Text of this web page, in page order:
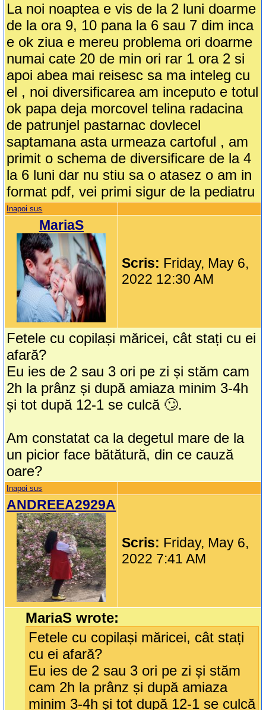
La noi noaptea e vis de la 2 luni doarme
de la ora 9, 10 pana la 6 sau 7 dim inca
e ok ziua e mereu problema ori doarme
numai cate 20 de min ori rar 1 ora 2 si
apoi abea mai reisesc sa ma inteleg cu
el , noi diversificarea am inceputo e totul
ok papa deja morcovel telina radacina
de patrunjel pastarnac dovlecel
saptamana asta urmeaza cartoful , am
primit o schema de diversificare de la 4
la 6 luni dar nu stiu sa o atasez o am in
format pdf, vei primi sigur de la pediatru
Inapoi sus
MariaS
Scris: Friday, May 6,
2022 12:30 AM
Fetele cu copilași măricei, cât stați cu ei
afară?
Eu ies de 2 sau 3 ori pe zi și stăm cam
2h la prânz și după amiaza minim 3-4h
și tot după 12-1 se culcă 🙄.
Am constatat ca la degetul mare de la
un picior face bătătură, din ce cauză
oare?
Inapoi sus
ANDREEA2929A
Scris: Friday, May 6,
2022 7:41 AM
MariaS wrote:
Fetele cu copilași măricei, cât stați
cu ei afară?
Eu ies de 2 sau 3 ori pe zi și stăm
cam 2h la prânz și după amiaza
minim 3-4h și tot după 12-1 se culcă